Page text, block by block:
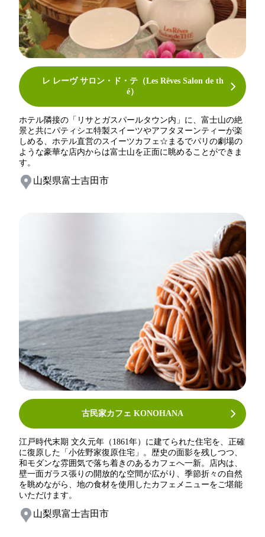
レ レーヴ サロン・ド・テ（Les Rêves Salon de th
é）
ホテル隣接の「リサとガスパールタウン内」に、富士山の絶
景と共にパティシエ特製スイーツやアフタヌーンティーが楽
しめる、ホテル直営のスイーツカフェ☆まるでパリの劇場の
ような豪華な店内からは富士山を正面に眺めることができま
す。
山梨県富士吉田市
古民家カフェ KONOHANA
江戸時代末期 文久元年（1861年）に建てられた住宅を、正確
に復原した「小佐野家復原住宅」。歴史の面影を残しつつ、
和モダンな雰囲気で落ち着きのあるカフェへ一新。店内は、
壁一面ガラス張りの開放的な空間が広がり、季節折々の自然
を眺めながら、地の食材を使用したカフェメニューをご堪能
いただけます。
山梨県富士吉田市